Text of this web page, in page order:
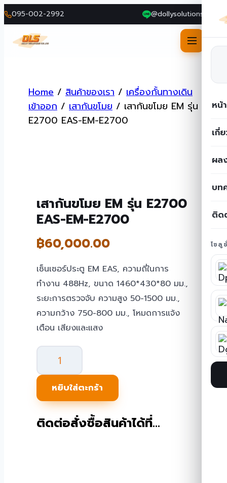
095-002-2992 @dollysolutions
หน้
เกี่
ผล
บท
ติด
โซลู
contentHome / สินค้าของเรา / เครื่องกั้นทางเดิน
เข้าออก / เสากันขโมย / เสากันขโมย EM รุ่น
E2700 EAS-EM-E2700
เสากันขโมย EM รุ่น E2700
EAS-EM-E2700
฿60,000.00
เซ็นเซอร์ประตู EM EAS, ความถี่ในการ
ทำงาน 488Hz, ขนาด 1460*430*80 มม.,
ระยะการตรวจจับ ความสูง 50-1500 มม.,
ความกว้าง 750-800 มม., โหมดการแจ้ง
เตือน เสียงและแสง
จำนวน
กัน
ขโมย
EM
รุ่น
หยิบใส่ตะกร้า
ติดต่อสั่งซื้อสินค้าได้ที่…